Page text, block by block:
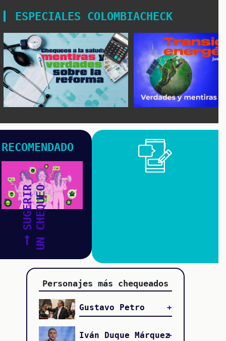
ESPECIALES COLOMBIACHECK
RECOMENDADO
SUGERIRUN CHEQUEO
Personajes más chequeados
Gustavo Petro
Iván Duque Márquez